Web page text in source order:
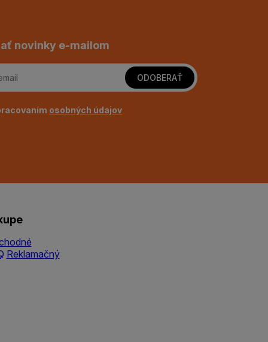
novinky e-mailom
ODOBERAŤ
osobných údajov
Reklamačný